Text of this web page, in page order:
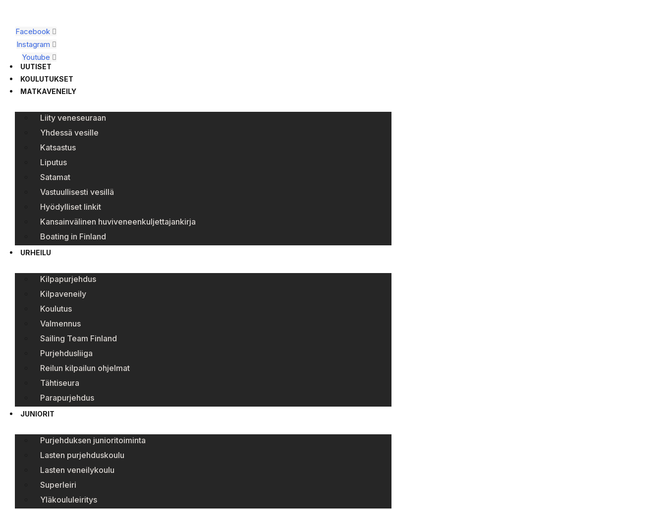
Facebook
Instagram
Youtube
UUTISET
KOULUTUKSET
MATKAVENEILY
Liity veneseuraan
Yhdessä vesille
Katsastus
Liputus
Satamat
Vastuullisesti vesillä
Hyödylliset linkit
Kansainvälinen huviveneenkuljettajankirja
Boating in Finland
URHEILU
Kilpapurjehdus
Kilpaveneily
Koulutus
Valmennus
Sailing Team Finland
Purjehdusliiga
Reilun kilpailun ohjelmat
Tähtiseura
Parapurjehdus
JUNIORIT
Purjehduksen junioritoiminta
Lasten purjehduskoulu
Lasten veneilykoulu
Superleiri
Yläkoululeiritys